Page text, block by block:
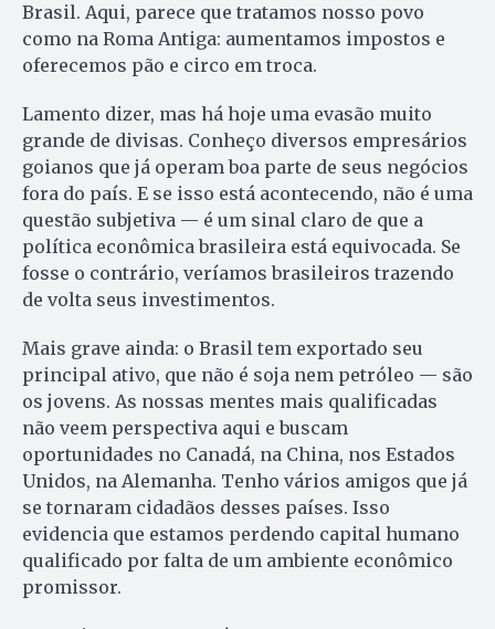
Brasil. Aqui, parece que tratamos nosso povo
como na Roma Antiga: aumentamos impostos e
oferecemos pão e circo em troca.
Lamento dizer, mas há hoje uma evasão muito
grande de divisas. Conheço diversos empresários
goianos que já operam boa parte de seus negócios
fora do país. E se isso está acontecendo, não é uma
questão subjetiva — é um sinal claro de que a
política econômica brasileira está equivocada. Se
fosse o contrário, veríamos brasileiros trazendo
de volta seus investimentos.
Mais grave ainda: o Brasil tem exportado seu
principal ativo, que não é soja nem petróleo — são
os jovens. As nossas mentes mais qualificadas
não veem perspectiva aqui e buscam
oportunidades no Canadá, na China, nos Estados
Unidos, na Alemanha. Tenho vários amigos que já
se tornaram cidadãos desses países. Isso
evidencia que estamos perdendo capital humano
qualificado por falta de um ambiente econômico
promissor.